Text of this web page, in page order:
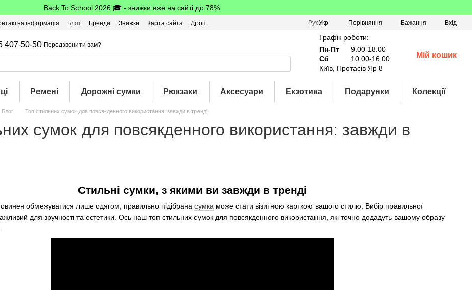
Back To School 2026 🎓 - знижки вже на сайті до 78%
інформація Блог Бренди Знижки Карта сайта
Дроп
РусУкр Порівняння Бажання Вхід
407-50-50 Передзвонити вам?
Графік роботи:
Пн-Пт
9.00-18.00
Сб
10.00-16.00
Київ, Протасів Яр 8
Мій кошик
Ремені Дорожні сумки Рюкзаки Аксесуари Екзотика Подарунки Колекції
Блог Топ стильних сумок для повсякденного використання: завжди в тренді
сумок для повсякденного використання: завжди в
Стильні сумки, з якими ви завжди в тренді
обмежуватися лише одягом; правильно підібрана сумка може стати візитною карткою вашого стилю. Вибір правильної
для зручності та естетики. Ось наш топ стильних сумок для повсякденного використання, які точно додадуть вашому образу